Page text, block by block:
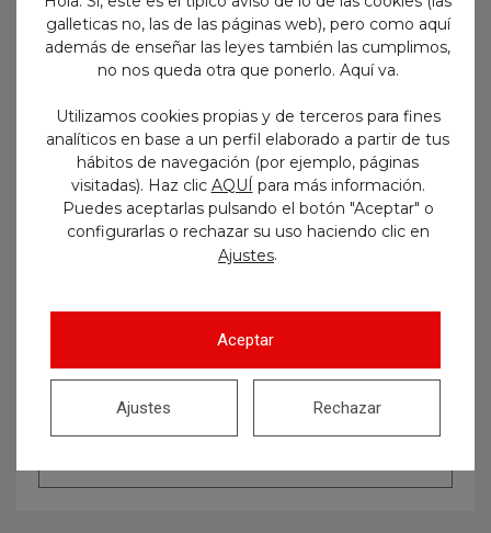
galleticas no, las de las páginas web), pero como aquí
además de enseñar las leyes también las cumplimos,
no nos queda otra que ponerlo. Aquí va.
Utilizamos cookies propias y de terceros para fines
analíticos en base a un perfil elaborado a partir de tus
hábitos de navegación (por ejemplo, páginas
visitadas). Haz clic AQUÍ para más información.
Puedes aceptarlas pulsando el botón "Aceptar" o
configurarlas o rechazar su uso haciendo clic en
Ajustes.
Aceptar
Rechazar
Ajustes